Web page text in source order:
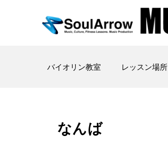
バイオリン教室 レッスン場所
なんば